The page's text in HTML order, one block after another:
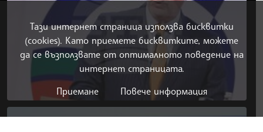
Тази интернет страница използва бисквитки
(cookies). Като приемете бисквитките, можете
да се възползвате от оптималното поведение на
интернет страницата.
Приемане
Повече информация